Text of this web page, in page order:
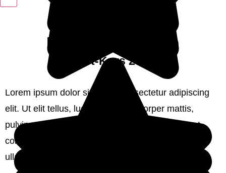
Max Mustermann
Test-Kurs 2020
Lorem ipsum dolor sit amet, consectetur adipiscing
elit. Ut elit tellus, luctus nec ullamcorper mattis,
pulvinar dapibus leo. Lorem ipsum dolor sit amet,
consectetur adipiscing elit. Ut elit tellus, luctus nec
ullamcorper mattis, pulvinar dapibus leo.